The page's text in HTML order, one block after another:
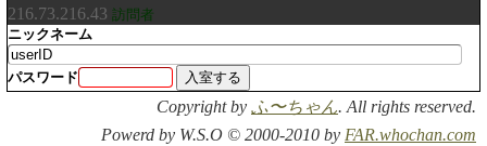
216.73.216.43 訪問者
ニックネーム
パスワード
Copyright by ふ〜ちゃん. All rights reserved.
Powerd by W.S.O © 2000-2010 by FAR.whochan.com